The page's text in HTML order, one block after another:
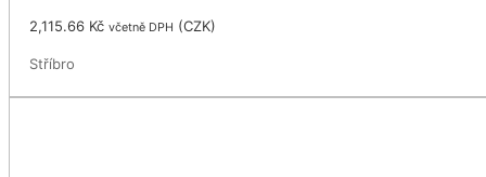
2,115.66 Kč včetně DPH (CZK)
Stříbro